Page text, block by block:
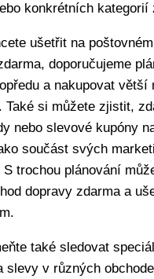
konkrétních kategorií
ušetřit na
doporučujeme
a nakupovat
Také si můžete zjistit,
nebo slevové kupóny
součást svých
S trochou plánování
dopravy zdarma a
také sledovat
slevy v různých